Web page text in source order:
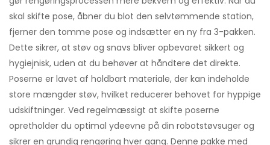
skal skifte pose, åbner du blot den selvtømmende station,
fjerner den tomme pose og indsætter en ny fra 3-pakken.
Dette sikrer, at støv og snavs bliver opbevaret sikkert og
hygiejnisk, uden at du behøver at håndtere det direkte.
Poserne er lavet af holdbart materiale, der kan indeholde
store mængder støv, hvilket reducerer behovet for hyppige
udskiftninger. Ved regelmæssigt at skifte poserne
opretholder du optimal ydeevne på din robotstøvsuger og
sikrer en grundig rengøring hver gang. Denne pakke med